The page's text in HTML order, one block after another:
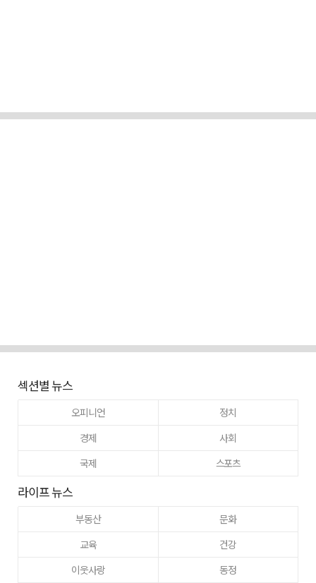
섹션별 뉴스
오피니언
정치
경제
사회
국제
스포츠
라이프 뉴스
부동산
문화
교육
건강
이웃사랑
동정